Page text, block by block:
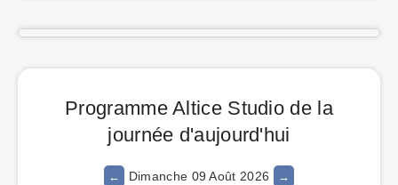
Programme Altice Studio de la
journée d'aujourd'hui
Dimanche 09 Août 2026